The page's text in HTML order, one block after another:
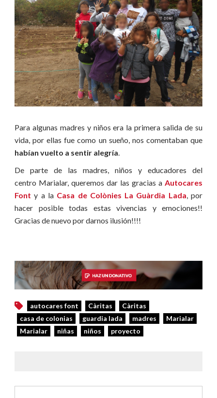
Para algunas madres y niños era la primera salida de su
vida, por ellas fue como un sueño, nos comentaban que
habían vuelto a sentir alegría.
De parte de las madres, niños y educadores del
centro Marialar, queremos dar las gracias a Autocares
Font y a la Casa de Colònies La Guàrdia Lada, por
hacer posible todas estas vivencias y emociones!!
Gracias de nuevo por darnos ilusión!!!!
autocares font Càritas
Càritas
casa de colonias
guardia lada madres
Marialar
Marialar
niñas niños proyecto